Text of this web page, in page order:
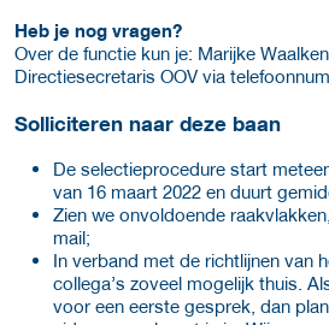
Heb je nog vragen?
Over de functie kun je: Marijke
Directiesecretaris OOV via
Solliciteren naar deze baan
De selectieprocedure start
van 16 maart 2022 en duurt
Zien we onvoldoende
mail;
In verband met de richtlijnen van
collega’s zoveel mogelijk thuis.
voor een eerste gesprek, dan